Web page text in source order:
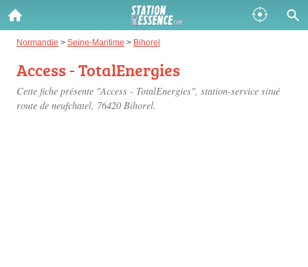
Normandie > Seine-Maritime > Bihorel
Access - TotalEnergies
Cette fiche présente "Access - TotalEnergies", station-service situé
route de neufchatel, 76420 Bihorel.
Gazole :
Disponible
SP 98 :